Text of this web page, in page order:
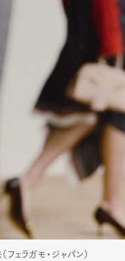
ェラガモ・ジャパン）